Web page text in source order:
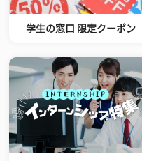
学生の窓口 限定クーポン